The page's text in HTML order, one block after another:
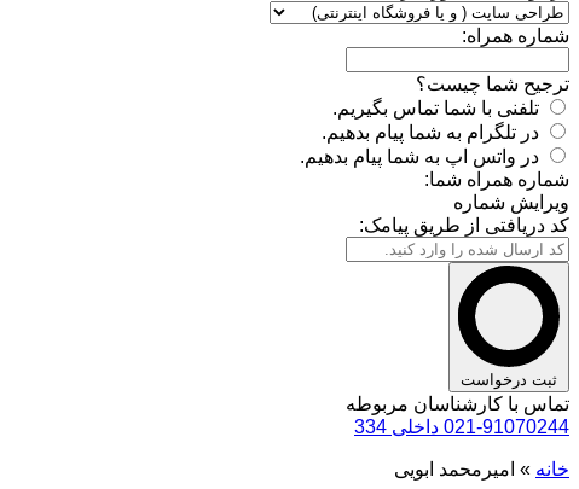
شماره همراه:
ترجیح شما چیست؟
تلفنی با شما تماس بگیریم.
در تلگرام به شما پیام بدهیم.
در واتس اپ به شما پیام بدهیم.
شماره همراه شما:
ویرایش شماره
کد دریافتی از طریق پیامک:
ثبت درخواست
تماس با کارشناسان مربوطه
021-91070244 داخلی 334
خانه » امیرمحمد ابویی